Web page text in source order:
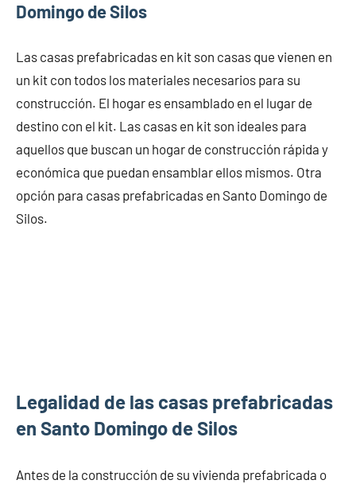
Domingo de Silos
Las casas prefabricadas en kit son casas que vienen en
un kit con todos los materiales necesarios para su
construcción. El hogar es ensamblado en el lugar de
destino con el kit. Las casas en kit son ideales para
aquellos que buscan un hogar de construcción rápida y
económica que puedan ensamblar ellos mismos. Otra
opción para casas prefabricadas en Santo Domingo de
Silos.
Legalidad de las casas prefabricadas
en Santo Domingo de Silos
Antes de la construcción de su vivienda prefabricada o